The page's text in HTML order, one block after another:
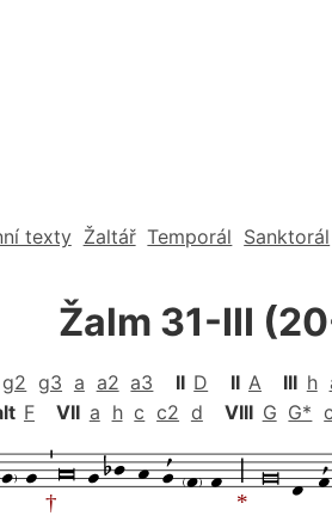
texty Žaltář Temporál Sanktorál
Žalm 31-III
g2 g3 a a2 a3 II D II A III h
F VII a h c c2 d VIII G G* c